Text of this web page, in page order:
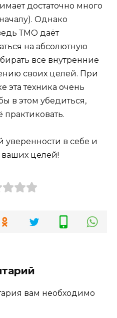
достаточно много
Однако
ТМО даёт
на абсолютную
все внутренние
своих целей. При
эта техника очень
в этом убедиться,
практиковать.
в себе и
целей!
вам необходимо